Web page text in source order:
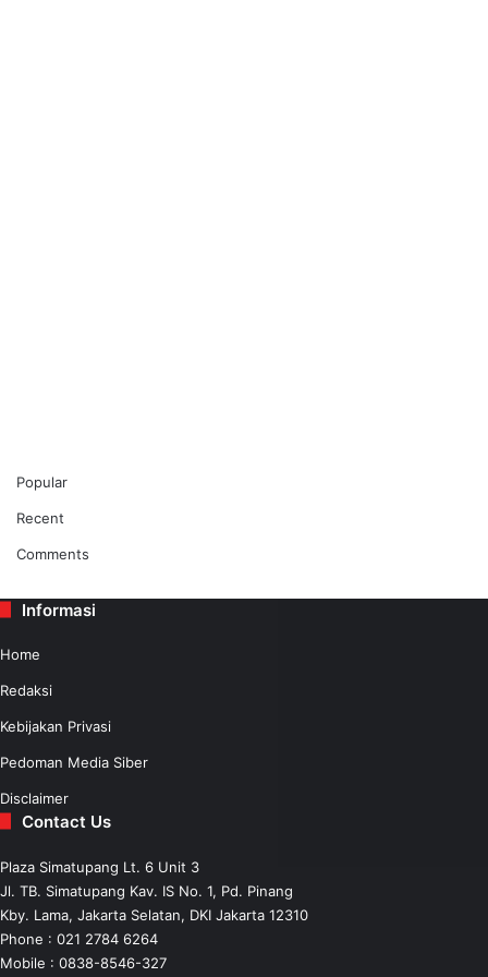
Popular
Recent
Comments
Informasi
Home
Redaksi
Kebijakan Privasi
Pedoman Media Siber
Disclaimer
Contact Us
Plaza Simatupang Lt. 6 Unit 3
Jl. TB. Simatupang Kav. IS No. 1, Pd. Pinang
Kby. Lama, Jakarta Selatan, DKI Jakarta 12310
Phone : 021 2784 6264
Mobile : 0838-8546-327